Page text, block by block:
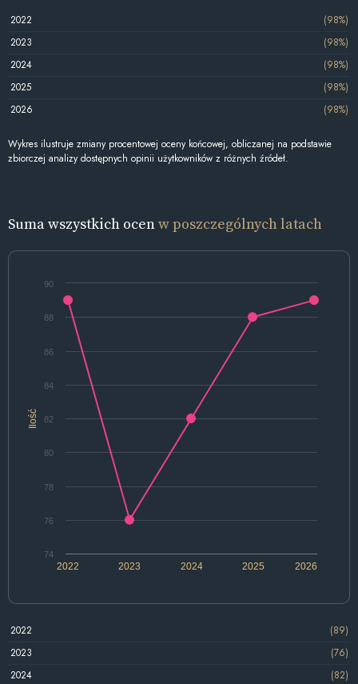
2022
(98%)
2023
(98%)
2024
(98%)
2025
(98%)
2026
(98%)
Wykres ilustruje zmiany procentowej oceny końcowej, obliczanej na podstawie
zbiorczej analizy dostępnych opinii użytkowników z różnych źródeł.
Suma wszystkich ocenw poszczególnych latach
Ilość
2022 2024 2026
2023 2025
74
76
78
80
82
84
86
88
90
2022
(89)
2023
(76)
2024
(82)